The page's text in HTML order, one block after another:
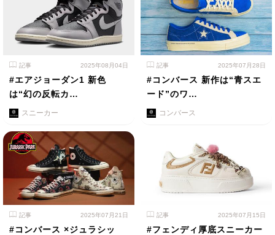
記事 2025年08月04日
#エアジョーダン1 新色
は“幻の反転カ…
スニーカー
記事 2025年07月28日
#コンバース 新作は“青スエ
ード”のワ…
コンバース
記事 2025年07月21日
#コンバース ×ジュラシッ
記事 2025年07月15日
#フェンディ厚底スニーカー